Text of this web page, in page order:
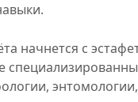
начнется с